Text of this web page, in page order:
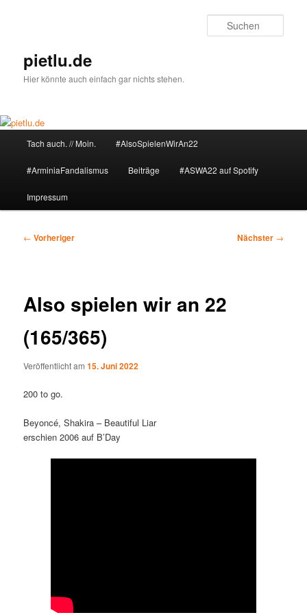
pietlu.de
Hier könnte auch einfach gar nichts stehen.
Tach auch. // Moin. #AlsoSpielenWirAn22
#ArminiaFandalismus Beiträge #ASWA22 auf Spotify
Impressum
Beitragsnavigation
← Vorheriger Nächster →
Also spielen wir an 22
(165/365)
Veröffentlicht am15. Juni 2022
200 to go.
Beyoncé, Shakira – Beautiful Liar
erschien 2006 auf B’Day